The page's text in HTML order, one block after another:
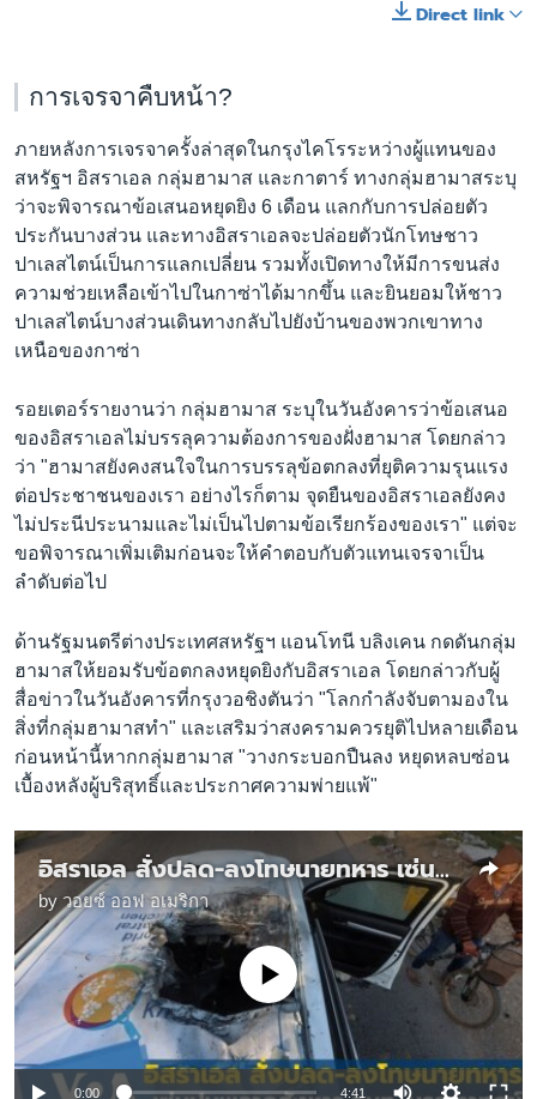
Direct link
การเจรจาคืบหน้า?
ภายหลังการเจรจาครั้งล่าสุดในกรุงไคโรระหว่างผู้แทนของ
สหรัฐฯ อิสราเอล กลุ่มฮามาส และกาตาร์ ทางกลุ่มฮามาสระบุ
ว่าจะพิจารณาข้อเสนอหยุดยิง 6 เดือน แลกกับการปล่อยตัว
ประกันบางส่วน และทางอิสราเอลจะปล่อยตัวนักโทษชาว
ปาเลสไตน์เป็นการแลกเปลี่ยน รวมทั้งเปิดทางให้มีการขนส่ง
ความช่วยเหลือเข้าไปในกาซ่าได้มากขึ้น และยินยอมให้ชาว
ปาเลสไตน์บางส่วนเดินทางกลับไปยังบ้านของพวกเขาทาง
เหนือของกาซ่า
รอยเตอร์รายงานว่า กลุ่มฮามาส ระบุในวันอังคารว่าข้อเสนอ
ของอิสราเอลไม่บรรลุความต้องการของฝั่งฮามาส โดยกล่าว
ว่า "ฮามาสยังคงสนใจในการบรรลุข้อตกลงที่ยุติความรุนแรง
ต่อประชาชนของเรา อย่างไรก็ตาม จุดยืนของอิสราเอลยังคง
ไม่ประนีประนามและไม่เป็นไปตามข้อเรียกร้องของเรา" แต่จะ
ขอพิจารณาเพิ่มเติมก่อนจะให้คำตอบกับตัวแทนเจรจาเป็น
ลำดับต่อไป
ด้านรัฐมนตรีต่างประเทศสหรัฐฯ แอนโทนี บลิงเคน กดดันกลุ่ม
ฮามาสให้ยอมรับข้อตกลงหยุดยิงกับอิสราเอล โดยกล่าวกับผู้
สื่อข่าวในวันอังคารที่กรุงวอชิงตันว่า "โลกกำลังจับตามองใน
สิ่งที่กลุ่มฮามาสทำ" และเสริมว่าสงครามควรยุติไปหลายเดือน
ก่อนหน้านี้หากกลุ่มฮามาส "วางกระบอกปืนลง หยุดหลบซ่อน
เบื้องหลังผู้บริสุทธิ์และประกาศความพ่ายแพ้"
อิสราเอล สั่งปลด-ลงโทษนายทหาร เซ่นปมพลาดสังหาร จนท. บรรเทาทุกข์
by วอยซ์ ออฟ อเมริกา
No media source currently available
0:00 4:41